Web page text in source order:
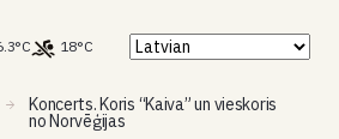
18°C
Koncerts. Koris “Kaiva” un vieskoris
no Norvēģijas